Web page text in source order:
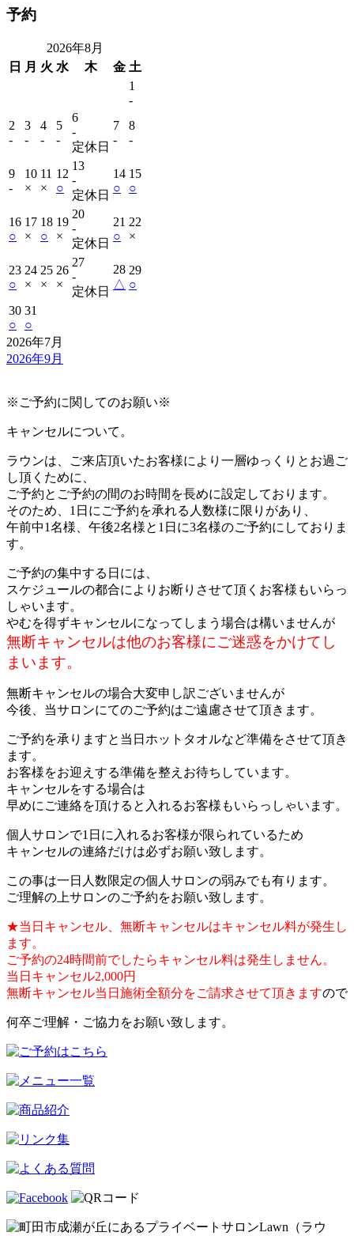
予約
2026年8月
日
月 火 水 木 金 土
1
‐
2
‐
3
‐
4
‐
5
‐
6
‐
定休日
7
‐
8
‐
9
‐
10
×
11
×
12
○
13
‐
定休日
14
○
15
○
16
○
17
×
18
○
19
×
20
‐
定休日
21
○
22
×
23
○
24
×
25
×
26
×
27
‐
定休日
28
△
29
○
30
○
31
○
2026年7月
2026年9月
※ご予約に関してのお願い※
キャンセルについて。
ラウンは、ご来店頂いたお客様により一層ゆっくりとお過ご
し頂くために、
ご予約とご予約の間のお時間を長めに設定しております。
そのため、1日にご予約を承れる人数様に限りがあり、
午前中1名様、午後2名様と1日に3名様のご予約にしておりま
す。
ご予約の集中する日には、
スケジュールの都合によりお断りさせて頂くお客様もいらっ
しゃいます。
やむを得ずキャンセルになってしまう場合は構いませんが
無断キャンセルは他のお客様にご迷惑をかけてし
まいます。
無断キャンセルの場合大変申し訳ございませんが
今後、当サロンにてのご予約はご遠慮させて頂きます。
ご予約を承りますと当日ホットタオルなど準備をさせて頂き
ます。
お客様をお迎えする準備を整えお待ちしています。
キャンセルをする場合は
早めにご連絡を頂けると入れるお客様もいらっしゃいます。
個人サロンで1日に入れるお客様が限られているため
キャンセルの連絡だけは必ずお願い致します。
この事は一日人数限定の個人サロンの弱みでも有ります。
ご理解の上サロンのご予約をお願い致します。
★当日キャンセル、無断キャンセルはキャンセル料が発生し
ます。
ご予約の24時間前でしたらキャンセル料は発生しません。
当日キャンセル2,000円
無断キャンセル当日施術全額分をご請求させて頂きますので
何卒ご理解・ご協力をお願い致します。